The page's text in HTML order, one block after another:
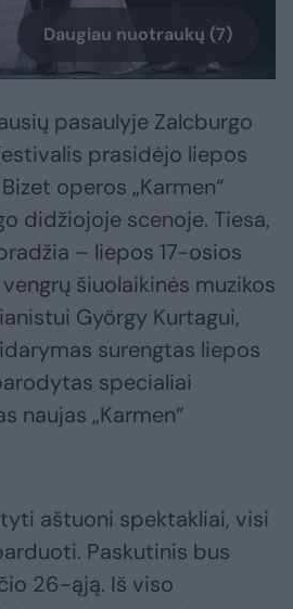
Daugiau nuotraukų (7)
pasaulyje Zalcburgo
prasidėjo liepos
operos „Karmen“
didžiojoje scenoje. Tiesa,
– liepos 17-osios
šiuolaikinės muzikos
György Kurtagui,
surengtas liepos
specialiai
naujas „Karmen“
aštuoni spektakliai, visi
Paskutinis bus
26-ąją. Iš viso